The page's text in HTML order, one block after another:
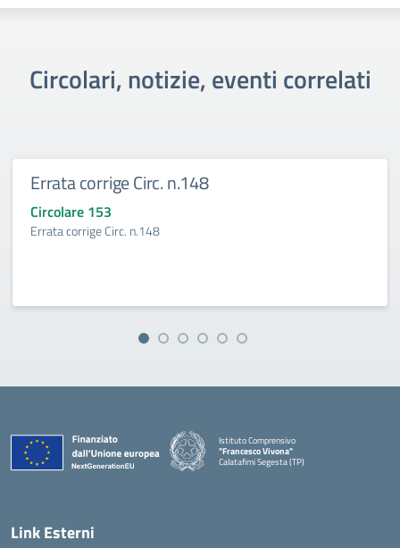
Circolari, notizie, eventi correlati
Errata corrige Circ. n.148
Circolare 153
Errata corrige Circ. n.148
Istituto Comprensivo
"Francesco Vivona"
Calatafimi Segesta (TP)
— Visita la pagina iniziale della scuola
Link Esterni